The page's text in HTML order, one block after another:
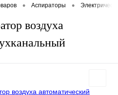
• Аспираторы •
воздуха